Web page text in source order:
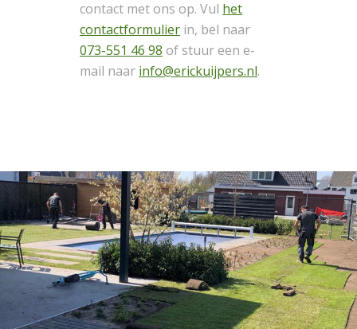
contact met ons op. Vul het
contactformulier in, bel naar
073-551 46 98 of stuur een e-
mail naar info@erickuijpers.nl.